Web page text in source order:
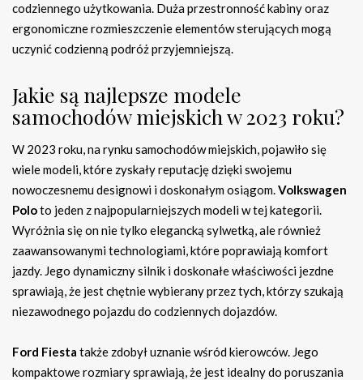
codziennego użytkowania. Duża przestronność kabiny oraz
ergonomiczne rozmieszczenie elementów sterujących mogą
uczynić codzienną podróż przyjemniejszą.
Jakie są najlepsze modele
samochodów miejskich w 2023 roku?
W 2023 roku, na rynku samochodów miejskich, pojawiło się
wiele modeli, które zyskały reputację dzięki swojemu
nowoczesnemu designowi i doskonałym osiągom.Volkswagen
Poloto jeden z najpopularniejszych modeli w tej kategorii.
Wyróżnia się on nie tylko elegancką sylwetką, ale również
zaawansowanymi technologiami, które poprawiają komfort
jazdy. Jego dynamiczny silnik i doskonałe właściwości jezdne
sprawiają, że jest chętnie wybierany przez tych, którzy szukają
niezawodnego pojazdu do codziennych dojazdów.
Ford Fiesta także zdobył uznanie wśród kierowców. Jego
kompaktowe rozmiary sprawiają, że jest idealny do poruszania